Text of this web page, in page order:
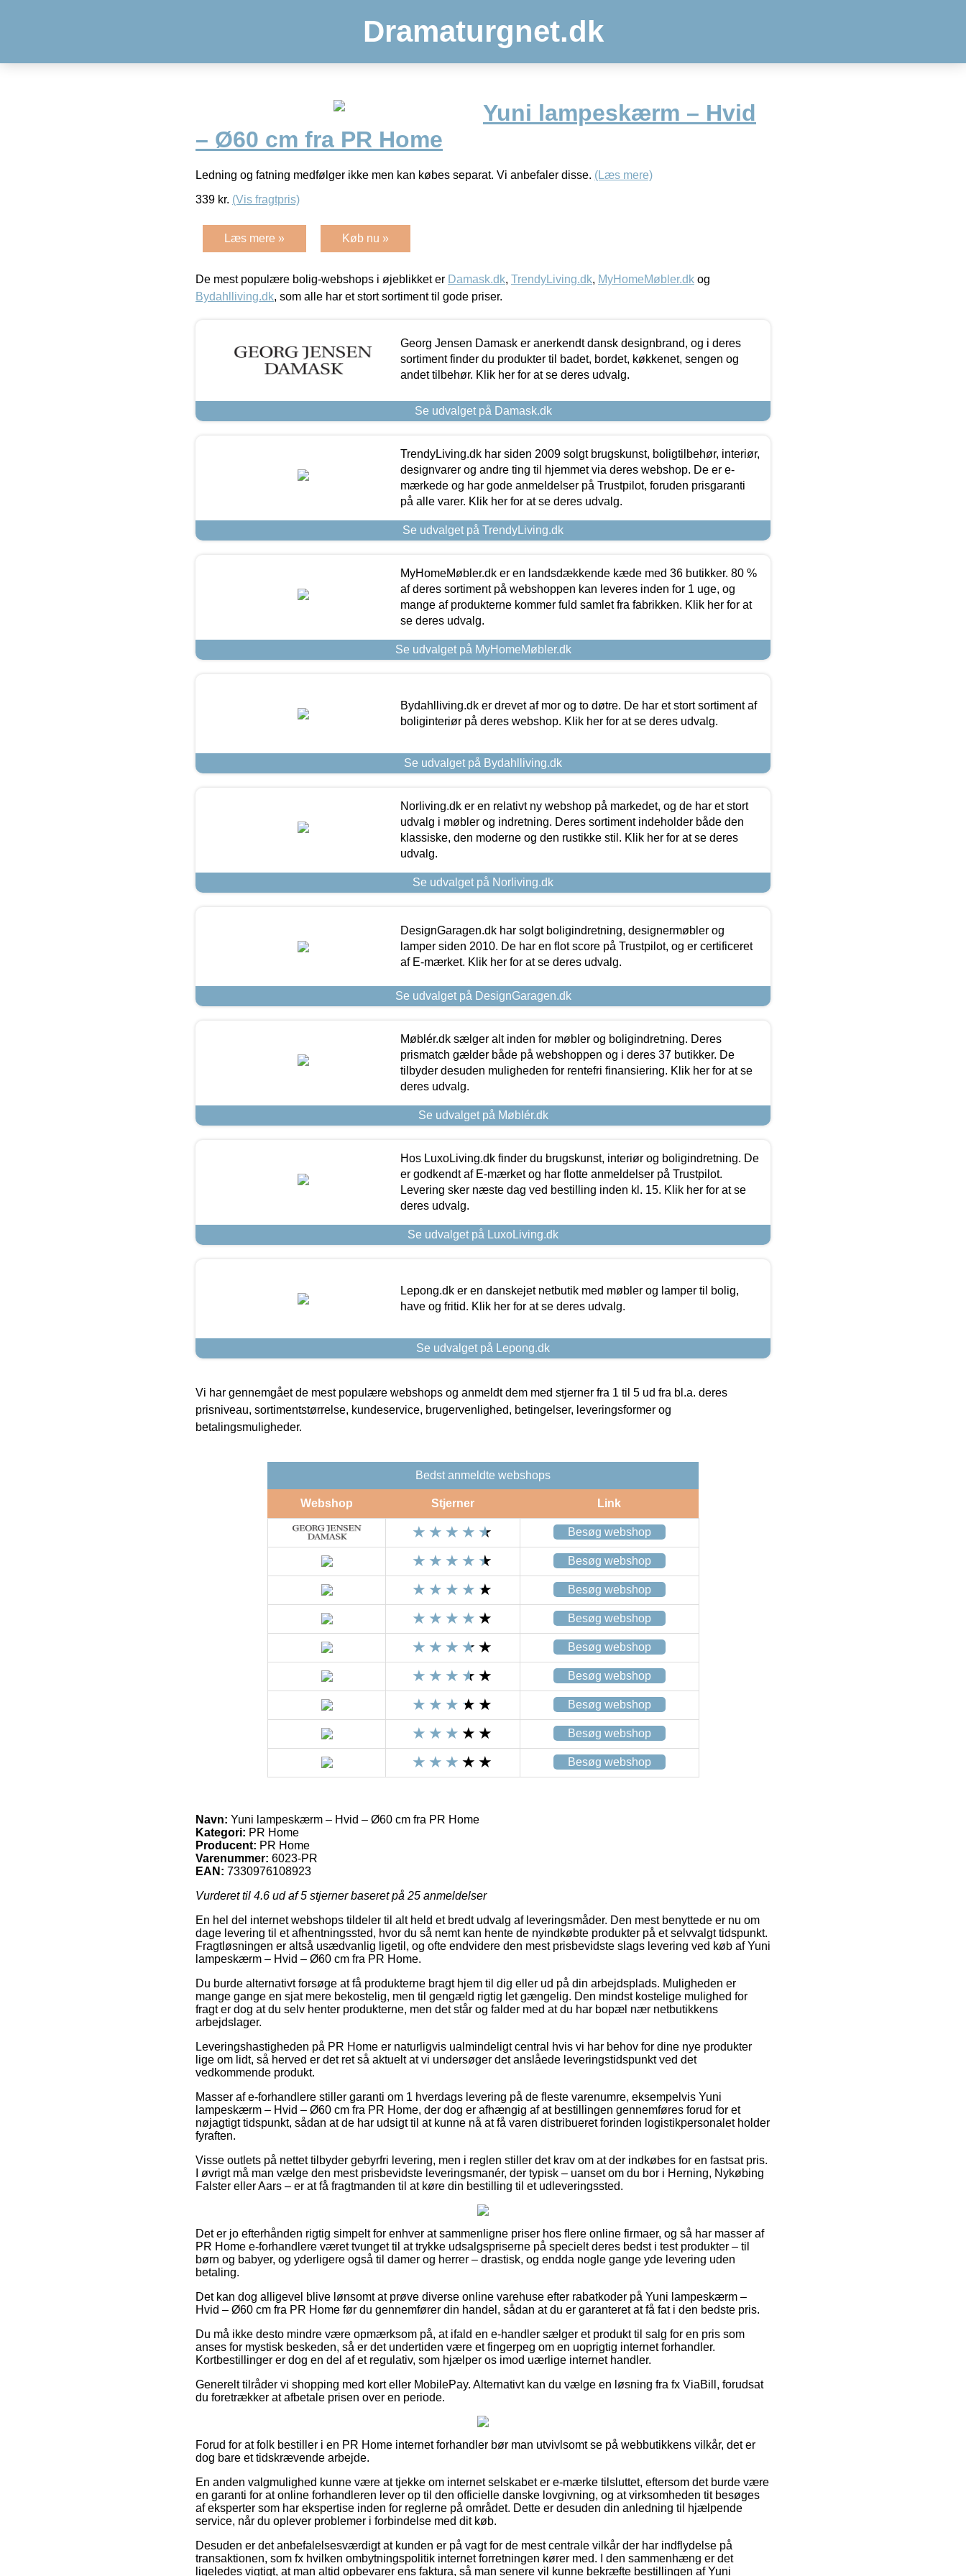
Dramaturgnet.dk
Yuni lampeskærm – Hvid
– Ø60 cm fra PR Home
Ledning og fatning medfølger ikke men kan købes separat. Vi anbefaler disse. (Læs mere)
339 kr. (Vis fragtpris)
Læs mere » Køb nu »
De mest populære bolig-webshops i øjeblikket er Damask.dk, TrendyLiving.dk, MyHomeMøbler.dk og
Bydahlliving.dk, som alle har et stort sortiment til gode priser.
Georg Jensen Damask er anerkendt dansk designbrand, og i deres
sortiment finder du produkter til badet, bordet, køkkenet, sengen og
andet tilbehør. Klik her for at se deres udvalg.
Se udvalget på Damask.dk
TrendyLiving.dk har siden 2009 solgt brugskunst, boligtilbehør, interiør,
designvarer og andre ting til hjemmet via deres webshop. De er e-
mærkede og har gode anmeldelser på Trustpilot, foruden prisgaranti
på alle varer. Klik her for at se deres udvalg.
Se udvalget på TrendyLiving.dk
MyHomeMøbler.dk er en landsdækkende kæde med 36 butikker. 80 %
af deres sortiment på webshoppen kan leveres inden for 1 uge, og
mange af produkterne kommer fuld samlet fra fabrikken. Klik her for at
se deres udvalg.
Se udvalget på MyHomeMøbler.dk
Bydahlliving.dk er drevet af mor og to døtre. De har et stort sortiment af
boliginteriør på deres webshop. Klik her for at se deres udvalg.
Se udvalget på Bydahlliving.dk
Norliving.dk er en relativt ny webshop på markedet, og de har et stort
udvalg i møbler og indretning. Deres sortiment indeholder både den
klassiske, den moderne og den rustikke stil. Klik her for at se deres
udvalg.
Se udvalget på Norliving.dk
DesignGaragen.dk har solgt boligindretning, designermøbler og
lamper siden 2010. De har en flot score på Trustpilot, og er certificeret
af E-mærket. Klik her for at se deres udvalg.
Se udvalget på DesignGaragen.dk
Møblér.dk sælger alt inden for møbler og boligindretning. Deres
prismatch gælder både på webshoppen og i deres 37 butikker. De
tilbyder desuden muligheden for rentefri finansiering. Klik her for at se
deres udvalg.
Se udvalget på Møblér.dk
Hos LuxoLiving.dk finder du brugskunst, interiør og boligindretning. De
er godkendt af E-mærket og har flotte anmeldelser på Trustpilot.
Levering sker næste dag ved bestilling inden kl. 15. Klik her for at se
deres udvalg.
Se udvalget på LuxoLiving.dk
Lepong.dk er en danskejet netbutik med møbler og lamper til bolig,
have og fritid. Klik her for at se deres udvalg.
Se udvalget på Lepong.dk
Vi har gennemgået de mest populære webshops og anmeldt dem med stjerner fra 1 til 5 ud fra bl.a. deres
prisniveau, sortimentstørrelse, kundeservice, brugervenlighed, betingelser, leveringsformer og
betalingsmuligheder.
Bedst anmeldte webshops
Webshop Stjerner Link
Besøg webshop
Besøg webshop
Besøg webshop
Besøg webshop
Besøg webshop
Besøg webshop
Besøg webshop
Besøg webshop
Besøg webshop
Navn: Yuni lampeskærm – Hvid – Ø60 cm fra PR Home
Kategori: PR Home
Producent: PR Home
Varenummer: 6023-PR
EAN: 7330976108923
Vurderet til 4.6 ud af 5 stjerner baseret på 25 anmeldelser
En hel del internet webshops tildeler til alt held et bredt udvalg af leveringsmåder. Den mest benyttede er nu om
dage levering til et afhentningssted, hvor du så nemt kan hente de nyindkøbte produkter på et selvvalgt tidspunkt.
Fragtløsningen er altså usædvanlig ligetil, og ofte endvidere den mest prisbevidste slags levering ved køb af Yuni
lampeskærm – Hvid – Ø60 cm fra PR Home.
Du burde alternativt forsøge at få produkterne bragt hjem til dig eller ud på din arbejdsplads. Muligheden er
mange gange en sjat mere bekostelig, men til gengæld rigtig let gængelig. Den mindst kostelige mulighed for
fragt er dog at du selv henter produkterne, men det står og falder med at du har bopæl nær netbutikkens
arbejdslager.
Leveringshastigheden på PR Home er naturligvis ualmindeligt central hvis vi har behov for dine nye produkter
lige om lidt, så herved er det ret så aktuelt at vi undersøger det anslåede leveringstidspunkt ved det
vedkommende produkt.
Masser af e-forhandlere stiller garanti om 1 hverdags levering på de fleste varenumre, eksempelvis Yuni
lampeskærm – Hvid – Ø60 cm fra PR Home, der dog er afhængig af at bestillingen gennemføres forud for et
nøjagtigt tidspunkt, sådan at de har udsigt til at kunne nå at få varen distribueret forinden logistikpersonalet holder
fyraften.
Visse outlets på nettet tilbyder gebyrfri levering, men i reglen stiller det krav om at der indkøbes for en fastsat pris.
I øvrigt må man vælge den mest prisbevidste leveringsmanér, der typisk – uanset om du bor i Herning, Nykøbing
Falster eller Aars – er at få fragtmanden til at køre din bestilling til et udleveringssted.
Det er jo efterhånden rigtig simpelt for enhver at sammenligne priser hos flere online firmaer, og så har masser af
PR Home e-forhandlere været tvunget til at trykke udsalgspriserne på specielt deres bedst i test produkter – til
børn og babyer, og yderligere også til damer og herrer – drastisk, og endda nogle gange yde levering uden
betaling.
Det kan dog alligevel blive lønsomt at prøve diverse online varehuse efter rabatkoder på Yuni lampeskærm –
Hvid – Ø60 cm fra PR Home før du gennemfører din handel, sådan at du er garanteret at få fat i den bedste pris.
Du må ikke desto mindre være opmærksom på, at ifald en e-handler sælger et produkt til salg for en pris som
anses for mystisk beskeden, så er det undertiden være et fingerpeg om en uoprigtig internet forhandler.
Kortbestillinger er dog en del af et regulativ, som hjælper os imod uærlige internet handler.
Generelt tilråder vi shopping med kort eller MobilePay. Alternativt kan du vælge en løsning fra fx ViaBill, forudsat
du foretrækker at afbetale prisen over en periode.
Forud for at folk bestiller i en PR Home internet forhandler bør man utvivlsomt se på webbutikkens vilkår, det er
dog bare et tidskrævende arbejde.
En anden valgmulighed kunne være at tjekke om internet selskabet er e-mærke tilsluttet, eftersom det burde være
en garanti for at online forhandleren lever op til den officielle danske lovgivning, og at virksomheden tit besøges
af eksperter som har ekspertise inden for reglerne på området. Dette er desuden din anledning til hjælpende
service, når du oplever problemer i forbindelse med dit køb.
Desuden er det anbefalelsesværdigt at kunden er på vagt for de mest centrale vilkår der har indflydelse på
transaktionen, som fx hvilken ombytningspolitik internet forretningen kører med. I den sammenhæng er det
ligeledes vigtigt, at man altid opbevarer ens faktura, så man senere vil kunne bekræfte bestillingen af Yuni